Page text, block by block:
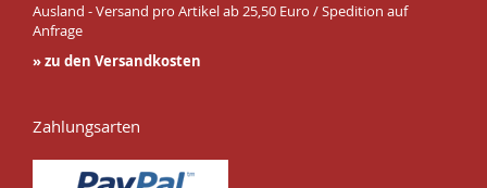
Ausland - Versand pro Artikel ab 25,50 Euro / Spedition auf
Anfrage
» zu den Versandkosten
Zahlungsarten